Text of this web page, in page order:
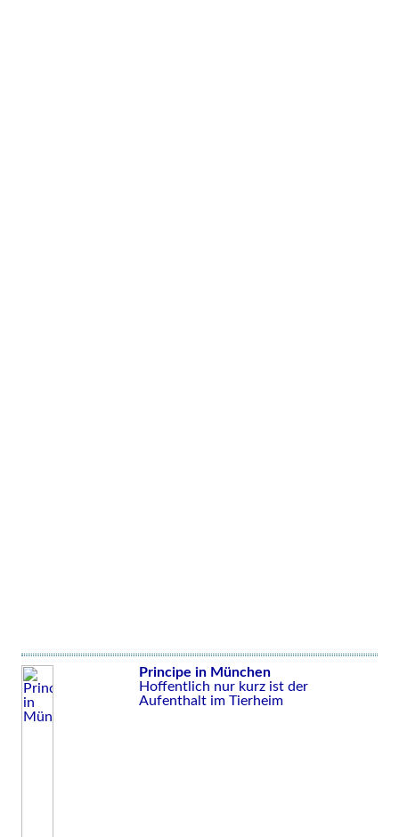
Principe in München
Hoffentlich nur kurz ist der
Aufenthalt im Tierheim